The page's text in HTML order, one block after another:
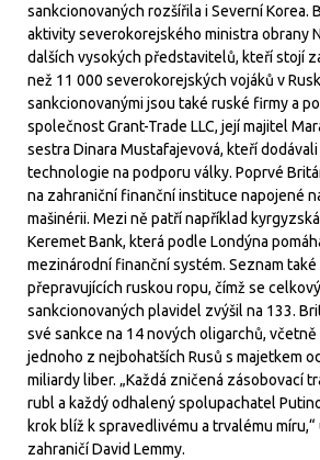
sankcionovaných rozšířila i Severní Korea.
aktivity severokorejského ministra obrany
dalších vysokých představitelů, kteří stojí
než 11 000 severokorejských vojáků v
sankcionovanými jsou také ruské firmy a
společnost Grant-Trade LLC, její majitel
sestra Dinara Mustafajevová, kteří
technologie na podporu války. Poprvé
na zahraniční finanční instituce napojené
mašinérii. Mezi ně patří například
Keremet Bank, která podle Londýna
mezinárodní finanční systém. Seznam
přepravujících ruskou ropu, čímž se
sankcionovaných plavidel zvýšil na 133.
své sankce na 14 nových oligarchů, včetně
jednoho z nejbohatších Rusů s majetkem
miliardy liber. „Každá zničená zásobovací
rubl a každý odhalený spolupachatel
krok blíž k spravedlivému a trvalému
zahraničí David Lemmy.